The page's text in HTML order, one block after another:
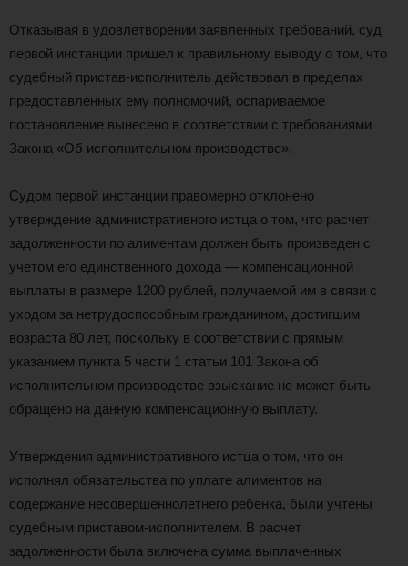
Отказывая в удовлетворении заявленных требований, суд
первой инстанции пришел к правильному выводу о том, что
судебный пристав-исполнитель действовал в пределах
предоставленных ему полномочий, оспариваемое
постановление вынесено в соответствии с требованиями
Закона «Об исполнительном производстве».
Судом первой инстанции правомерно отклонено
утверждение административного истца о том, что расчет
задолженности по алиментам должен быть произведен с
учетом его единственного дохода — компенсационной
выплаты в размере 1200 рублей, получаемой им в связи с
уходом за нетрудоспособным гражданином, достигшим
возраста 80 лет, поскольку в соответствии с прямым
указанием пункта 5 части 1 статьи 101 Закона об
исполнительном производстве взыскание не может быть
обращено на данную компенсационную выплату.
Утверждения административного истца о том, что он
исполнял обязательства по уплате алиментов на
содержание несовершеннолетнего ребенка, были учтены
судебным приставом-исполнителем. В расчет
задолженности была включена сумма выплаченных